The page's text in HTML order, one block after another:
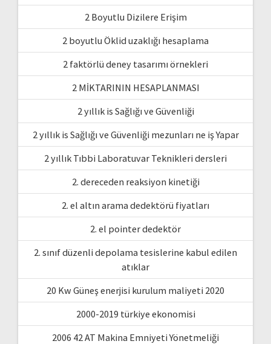
2 Boyutlu Dizilere Erişim
2 boyutlu Öklid uzaklığı hesaplama
2 faktörlü deney tasarımı örnekleri
2 MİKTARININ HESAPLANMASI
2 yıllık is Sağlığı ve Güvenliği
2 yıllık is Sağlığı ve Güvenliği mezunları ne iş Yapar
2 yıllık Tıbbi Laboratuvar Teknikleri dersleri
2. dereceden reaksiyon kinetiği
2. el altın arama dedektörü fiyatları
2. el pointer dedektör
2. sınıf düzenli depolama tesislerine kabul edilen
atıklar
20 Kw Güneş enerjisi kurulum maliyeti 2020
2000-2019 türkiye ekonomisi
2006 42 AT Makina Emniyeti Yönetmeliği